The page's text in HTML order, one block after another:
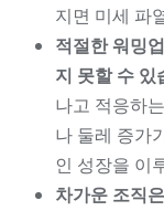
지면 미세 파
적절한 워밍
지 못할 수 있
나고 적응하
나 둘레 증가
인 성장을 이
차가운 조직